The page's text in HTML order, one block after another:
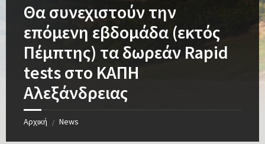
Θα συνεχιστούν την
επόμενη εβδομάδα (εκτός
Πέμπτης) τα δωρεάν Rapid
tests στο ΚΑΠΗ
Αλεξάνδρειας
Αρχική / News